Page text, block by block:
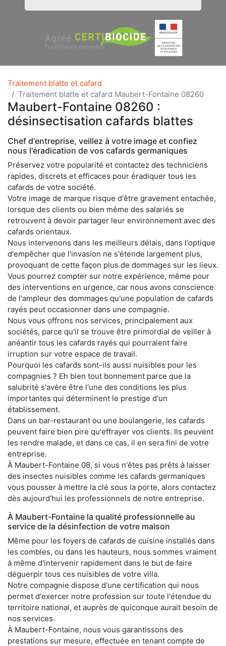
Traitement blatte et cafard
Traitement blatte et cafard Maubert-Fontaine 08260
Maubert-Fontaine 08260 :
désinsectisation cafards blattes
Chef d'entreprise, veillez à votre image et confiez
nous l'éradication de vos cafards germaniques
Préservez votre popularité et contactez des techniciens
rapides, discrets et efficaces pour éradiquer tous les
cafards de votre société.
Votre image de marque risque d'être gravement entachée,
lorsque des clients ou bien même des salariés se
retrouvent à devoir partager leur environnement avec des
cafards orientaux.
Nous intervenons dans les meilleurs délais, dans l'optique
d'empêcher que l'invasion ne s'étende largement plus,
provoquant de cette façon plus de dommages sur les lieux.
Vous pourrez compter sur notre expérience, même pour
des interventions en urgence, car nous avons conscience
de l'ampleur des dommages qu'une population de cafards
rayés peut occasionner dans une compagnie.
Nous vous offrons nos services, principalement aux
sociétés, parce qu'il se trouve être primordial de veiller à
anéantir tous les cafards rayés qui pourraient faire
irruption sur votre espace de travail.
Pourquoi les cafards sont-ils aussi nuisibles pour les
compagnies ? Eh bien tout bonnement parce que la
salubrité s'avère être l'une des conditions les plus
importantes qui déterminent le prestige d'un
établissement.
Dans un bar-restaurant ou une boulangerie, les cafards
peuvent faire bien pire qu'effrayer vos clients. Ils peuvent
les rendre malade, et dans ce cas, il en sera fini de votre
entreprise.
À Maubert-Fontaine 08, si vous n'êtes pas prêts à laisser
des insectes nuisibles comme les cafards germaniques
vous pousser à mettre la clé sous la porte, alors contactez
dès aujourd'hui les professionnels de notre entreprise.
À Maubert-Fontaine la qualité professionnelle au
service de la désinfection de votre maison
Même pour les foyers de cafards de cuisine installés dans
les combles, ou dans les hauteurs, nous sommes vraiment
à même d'intervenir rapidement dans le but de faire
déguerpir tous ces nuisibles de votre villa.
Notre compagnie dispose d'une certification qui nous
permet d'exercer notre profession sur toute l'étendue du
territoire national, et auprès de quiconque aurait besoin de
nos services.
À Maubert-Fontaine, nous vous garantissons des
prestations sur mesure, effectuée en tenant compte de